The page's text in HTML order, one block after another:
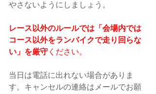
やさないようにしましょう。
レース以外のルールでは「会場内では
コース以外をランバイクで走り回らな
い」を厳守 ください。
当日は電話に出れない場合がありま
す。キャンセルの連絡はメールでお願